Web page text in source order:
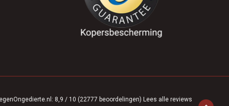
: 8,9 / 10 (22777 beoordelingen) Lees alle reviews